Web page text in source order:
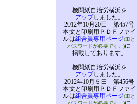
機関紙自治労横浜を
アップしました。
2012年10月20日 第457号
本文と印刷用ＰＤＦファイ
ルは組合員専用ページ(IDと
パスワードが必要です。)に
掲載してあります。
機関紙自治労横浜を
アップしました。
2012年10月５日 第456号
本文と印刷用ＰＤＦファイ
ルは組合員専用ページ(IDと